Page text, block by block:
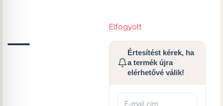
Elfogyott
Értesítést kérek, ha
a termék újra
elérhetővé válik!